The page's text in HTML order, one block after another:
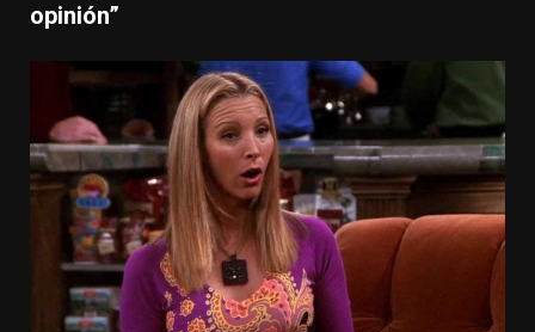
opinión”